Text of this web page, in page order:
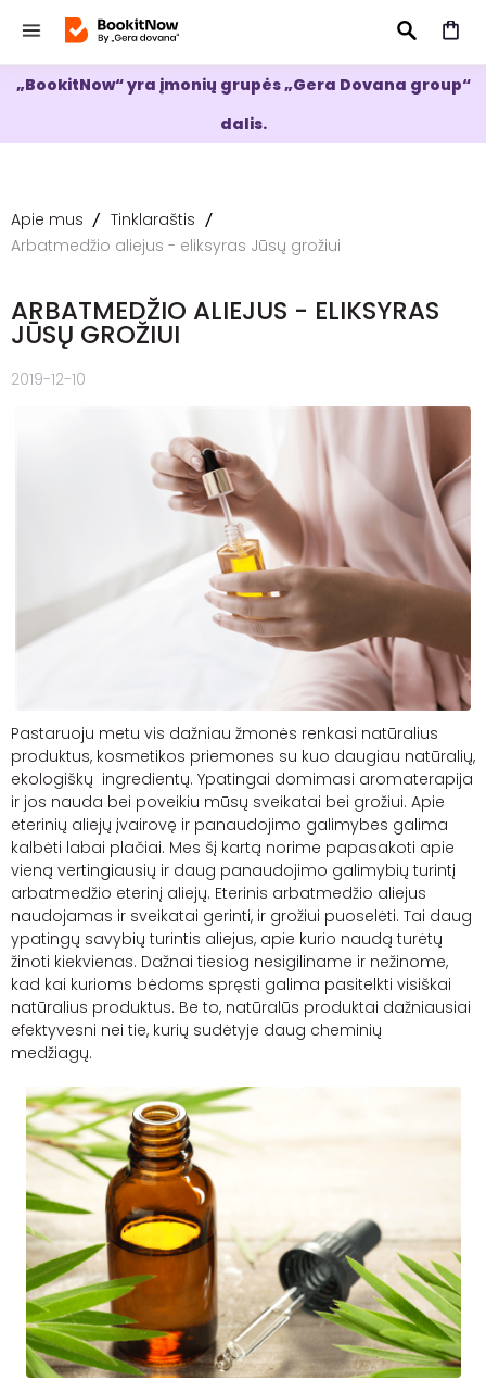
IEŠKOTI
„BookitNow“ yra įmonių grupės „Gera Dovana group“
dalis.
Apie mus
Tinklaraštis
Arbatmedžio aliejus - eliksyras Jūsų grožiui
ARBATMEDŽIO ALIEJUS - ELIKSYRAS
JŪSŲ GROŽIUI
2019-12-10
Pastaruoju metu vis dažniau žmonės renkasi natūralius
produktus, kosmetikos priemones su kuo daugiau natūralių,
ekologiškų ingredientų. Ypatingai domimasi aromaterapija
ir jos nauda bei poveikiu mūsų sveikatai bei grožiui. Apie
eterinių aliejų įvairovę ir panaudojimo galimybes galima
kalbėti labai plačiai. Mes šį kartą norime papasakoti apie
vieną vertingiausių ir daug panaudojimo galimybių turintį
arbatmedžio eterinį aliejų. Eterinis arbatmedžio aliejus
naudojamas ir sveikatai gerinti, ir grožiui puoselėti. Tai daug
ypatingų savybių turintis aliejus, apie kurio naudą turėtų
žinoti kiekvienas. Dažnai tiesiog nesigiliname ir nežinome,
kad kai kurioms bėdoms spręsti galima pasitelkti visiškai
natūralius produktus. Be to, natūralūs produktai dažniausiai
efektyvesni nei tie, kurių sudėtyje daug cheminių
medžiagų.